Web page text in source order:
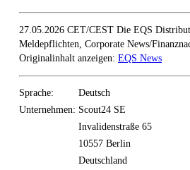
27.05.2026 CET/CEST Die EQS
Meldepflichten, Corporate News/
Originalinhalt anzeigen: EQS News
Sprache:
Deutsch
Unternehmen: Scout24 SE
Invalidenstraße 65
10557 Berlin
Deutschland